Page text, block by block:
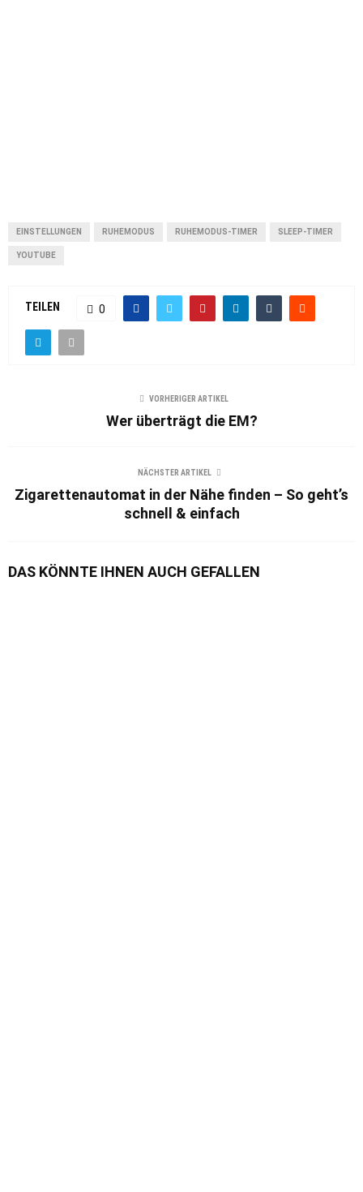
EINSTELLUNGEN RUHEMODUS RUHEMODUS-TIMER SLEEP-TIMER
YOUTUBE
TEILEN 0
VORHERIGER ARTIKEL
Wer überträgt die EM?
NÄCHSTER ARTIKEL
Zigarettenautomat in der Nähe finden – So geht’s
schnell & einfach
DAS KÖNNTE IHNEN AUCH GEFALLEN